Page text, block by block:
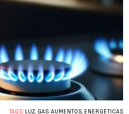
TAGS: LUZ, GAS. AUMENTOS, ENERGÉTICAS